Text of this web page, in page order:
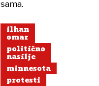
sama.
ilhan
omar
politično
nasilje
minnesota
protesti